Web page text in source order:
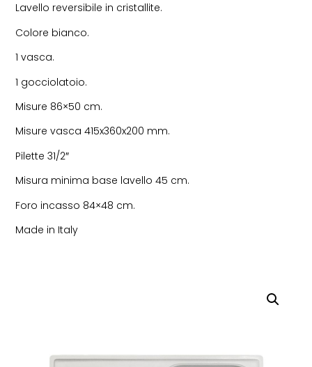
Lavello reversibile in cristallite.
Colore bianco.
1 vasca.
1 gocciolatoio.
Misure 86×50 cm.
Misure vasca 415x360x200 mm.
Pilette 31/2″
Misura minima base lavello 45 cm.
Foro incasso 84×48 cm.
Made in Italy